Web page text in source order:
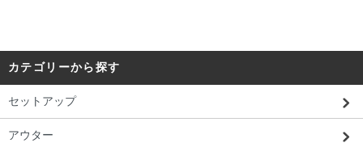
カテゴリーから探す
セットアップ
アウター